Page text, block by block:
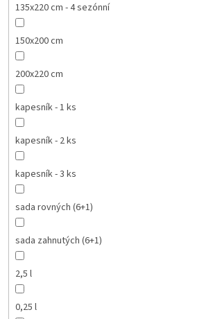
135x220 cm - 4 sezónní
150x200 cm
200x220 cm
kapesník - 1 ks
kapesník - 2 ks
kapesník - 3 ks
sada rovných (6+1)
sada zahnutých (6+1)
2,5 l
0,25 l